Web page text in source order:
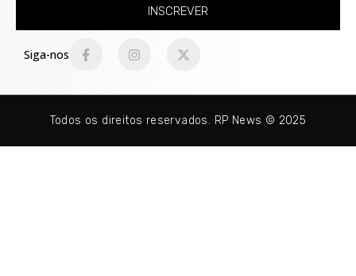
INSCREVER
Siga-nos
Todos os direitos reservados. RP News © 2025